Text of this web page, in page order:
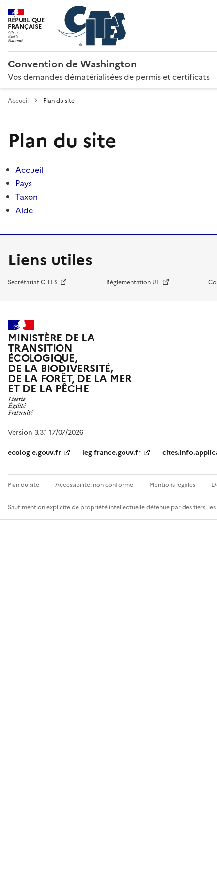
RÉPUBLIQUE
FRANÇAISE
Convention de Washington
Vos demandes dématérialisées de permis et certificats
Accueil Plan du site
Plan du site
Accueil
Pays
Taxon
Aide
Liens utiles
Secrétariat CITES Réglementation UE
MINISTÈRE DE LA
TRANSITION
ÉCOLOGIQUE,
DE LA BIODIVERSITÉ,
DE LA FORÊT, DE LA MER
ET DE LA PÊCHE
Version 3.3.1 17/07/2026
ecologie.gouv.fr
legifrance.gouv.fr
Plan du site Accessibilité: non conforme Mentions légales
Sauf mention explicite de propriété intellectuelle détenue par des tiers,